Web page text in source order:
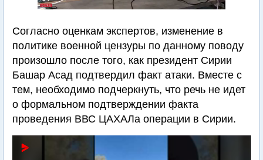
Согласно оценкам экспертов, изменение в
политике военной цензуры по данному поводу
произошло после того, как президент Сирии
Башар Асад подтвердил факт атаки. Вместе с
тем, необходимо подчеркнуть, что речь не идет
о формальном подтверждении факта
проведения ВВС ЦАХАЛа операции в Сирии.